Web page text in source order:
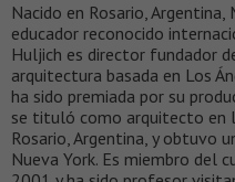
Nacido en Rosario,
educador reconocido
Huljich es director fundador
arquitectura basada en Los
ha sido premiada por su
se tituló como arquitecto en
Rosario, Argentina, y obtuvo
Nueva York. Es miembro del